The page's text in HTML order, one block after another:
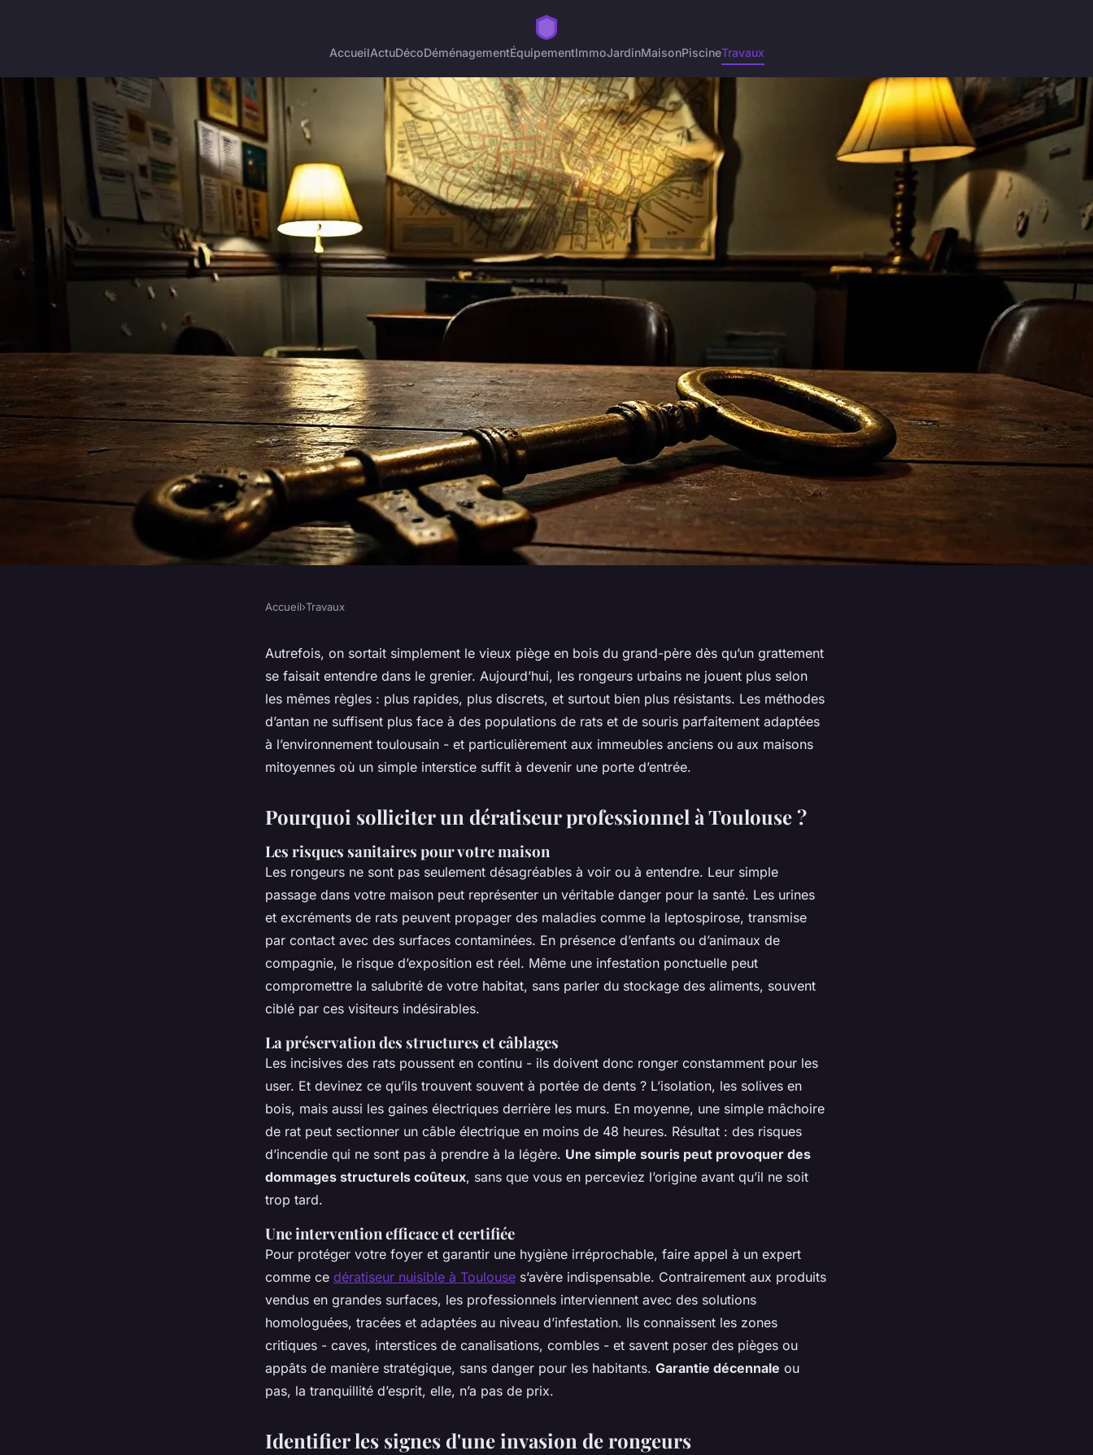
AccueilActuDécoDéménagementÉquipementImmoJardinMaisonPiscineTravaux
Top des personnes à contacter pour
dératisation à Toulouse
8 min de lecture
Accueil›Travaux
Autrefois, on sortait simplement le vieux piège en bois du grand-père dès qu’un grattement
se faisait entendre dans le grenier. Aujourd’hui, les rongeurs urbains ne jouent plus selon
les mêmes règles : plus rapides, plus discrets, et surtout bien plus résistants. Les méthodes
d’antan ne suffisent plus face à des populations de rats et de souris parfaitement adaptées
à l’environnement toulousain - et particulièrement aux immeubles anciens ou aux maisons
mitoyennes où un simple interstice suffit à devenir une porte d’entrée.
Pourquoi solliciter un dératiseur professionnel à Toulouse ?
Les risques sanitaires pour votre maison
Les rongeurs ne sont pas seulement désagréables à voir ou à entendre. Leur simple
passage dans votre maison peut représenter un véritable danger pour la santé. Les urines
et excréments de rats peuvent propager des maladies comme la leptospirose, transmise
par contact avec des surfaces contaminées. En présence d’enfants ou d’animaux de
compagnie, le risque d’exposition est réel. Même une infestation ponctuelle peut
compromettre la salubrité de votre habitat, sans parler du stockage des aliments, souvent
ciblé par ces visiteurs indésirables.
La préservation des structures et câblages
Les incisives des rats poussent en continu - ils doivent donc ronger constamment pour les
user. Et devinez ce qu’ils trouvent souvent à portée de dents ? L’isolation, les solives en
bois, mais aussi les gaines électriques derrière les murs. En moyenne, une simple mâchoire
de rat peut sectionner un câble électrique en moins de 48 heures. Résultat : des risques
d’incendie qui ne sont pas à prendre à la légère. Une simple souris peut provoquer des
dommages structurels coûteux, sans que vous en perceviez l’origine avant qu’il ne soit
trop tard.
Une intervention efficace et certifiée
Pour protéger votre foyer et garantir une hygiène irréprochable, faire appel à un expert
comme ce dératiseur nuisible à Toulouse s’avère indispensable. Contrairement aux produits
vendus en grandes surfaces, les professionnels interviennent avec des solutions
homologuées, tracées et adaptées au niveau d’infestation. Ils connaissent les zones
critiques - caves, interstices de canalisations, combles - et savent poser des pièges ou
appâts de manière stratégique, sans danger pour les habitants. Garantie décennale ou
pas, la tranquillité d’esprit, elle, n’a pas de prix.
Identifier les signes d'une invasion de rongeurs